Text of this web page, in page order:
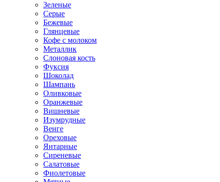
Зеленые
Серые
Бежевые
Глянцевые
Кофе с молоком
Металлик
Слоновая кость
Фуксия
Шоколад
Шампань
Оливковые
Оранжевые
Вишневые
Изумрудные
Венге
Ореховые
Янтарные
Сиреневые
Салатовые
Фиолетовые